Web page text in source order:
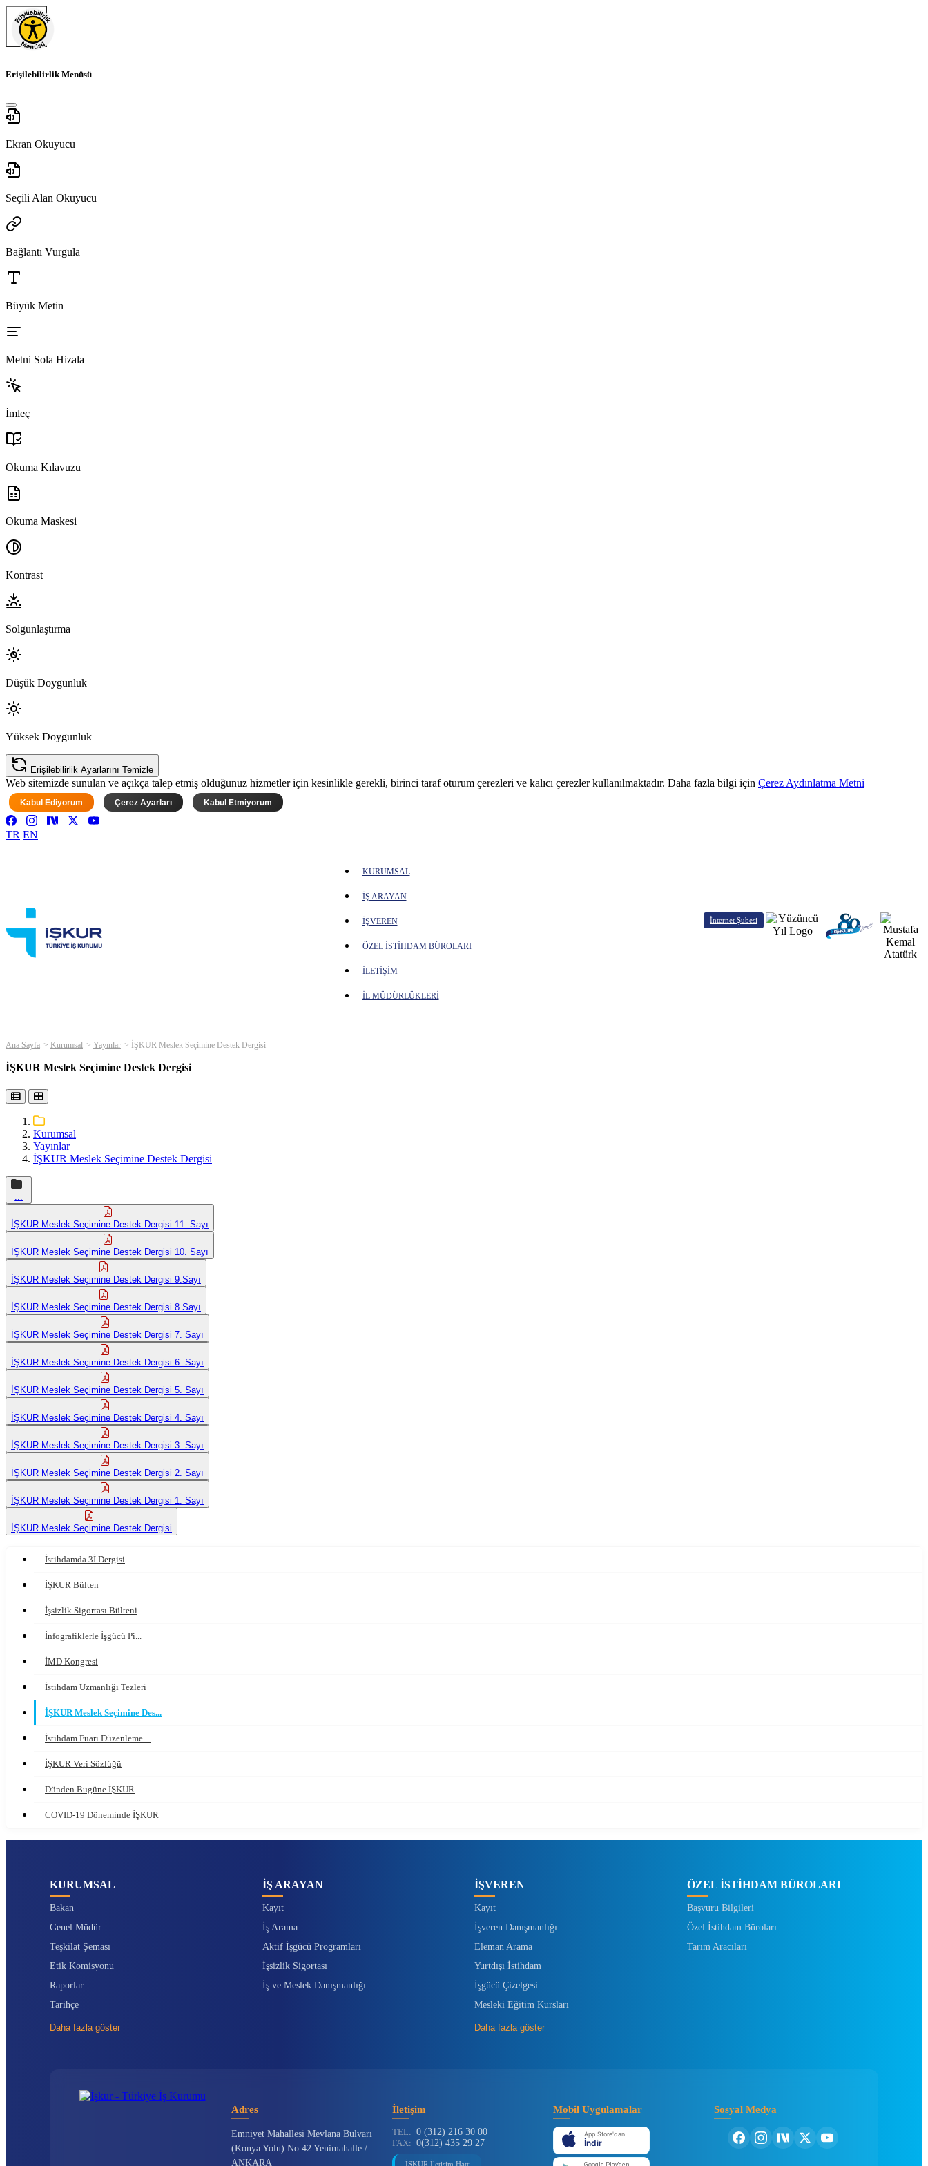
Erişilebilirlik Menüsü
Ekran Okuyucu
Seçili Alan Okuyucu
Bağlantı Vurgula
Büyük Metin
Metni Sola Hizala
İmleç
Okuma Kılavuzu
Okuma Maskesi
Kontrast
Solgunlaştırma
Düşük Doygunluk
Yüksek Doygunluk
Erişilebilirlik Ayarlarını Temizle
Web sitemizde sunulan ve açıkça talep etmiş olduğunuz hizmetler için kesinlikle gerekli, birinci taraf oturum çerezleri ve kalıcı çerezler kullanılmaktadır. Daha fazla bilgi için Çerez Aydınlatma Metni
Kabul Ediyorum Çerez Ayarları Kabul Etmiyorum
TR EN
KURUMSAL
İŞ ARAYAN
İŞVEREN
ÖZEL İSTİHDAM BÜROLARI
İLETİŞİM
İL MÜDÜRLÜKLERİ
İnternet Şubesi
Ana Sayfa Kurumsal Yayınlar İŞKUR Meslek Seçimine Destek Dergisi
İŞKUR Meslek Seçimine Destek Dergisi
Kurumsal
Yayınlar
İŞKUR Meslek Seçimine Destek Dergisi
İŞKUR Meslek Seçimine Destek Dergisi 11. Sayı
İŞKUR Meslek Seçimine Destek Dergisi 10. Sayı
İŞKUR Meslek Seçimine Destek Dergisi 9.Sayı
İŞKUR Meslek Seçimine Destek Dergisi 8.Sayı
İŞKUR Meslek Seçimine Destek Dergisi 7. Sayı
İŞKUR Meslek Seçimine Destek Dergisi 6. Sayı
İŞKUR Meslek Seçimine Destek Dergisi 5. Sayı
İŞKUR Meslek Seçimine Destek Dergisi 4. Sayı
İŞKUR Meslek Seçimine Destek Dergisi 3. Sayı
İŞKUR Meslek Seçimine Destek Dergisi 2. Sayı
İŞKUR Meslek Seçimine Destek Dergisi 1. Sayı
İŞKUR Meslek Seçimine Destek Dergisi
İstihdamda 3İ Dergisi
İŞKUR Bülten
İşsizlik Sigortası Bülteni
İnfografiklerle İşgücü Pi...
İMD Kongresi
İstihdam Uzmanlığı Tezleri
İŞKUR Meslek Seçimine Des...
İstihdam Fuarı Düzenleme ...
İŞKUR Veri Sözlüğü
Dünden Bugüne İŞKUR
COVID-19 Döneminde İŞKUR
KURUMSAL
Bakan
Genel Müdür
Teşkilat Şeması
Etik Komisyonu
Raporlar
Tarihçe
Daha fazla göster
İŞ ARAYAN
Kayıt
İş Arama
Aktif İşgücü Programları
İşsizlik Sigortası
İş ve Meslek Danışmanlığı
İŞVEREN
Kayıt
İşveren Danışmanlığı
Eleman Arama
Yurtdışı İstihdam
İşgücü Çizelgesi
Mesleki Eğitim Kursları
Daha fazla göster
ÖZEL İSTİHDAM BÜROLARI
Başvuru Bilgileri
Özel İstihdam Büroları
Tarım Aracıları
Adres
Emniyet Mahallesi Mevlana Bulvarı
(Konya Yolu) No:42 Yenimahalle /
ANKARA
İletişim
TEL: 0 (312) 216 30 00
FAX: 0(312) 435 29 27
İŞKUR İletişim Hattı
Mobil Uygulamalar
App Store'dan
İndir
Google Play'den
Sosyal Medya